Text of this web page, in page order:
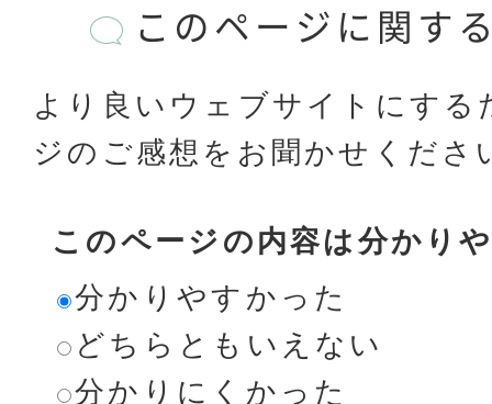
このページに関す
より良いウェブサイトにする
ジのご感想をお聞かせくださ
このページの内容は分かり
分かりやすかった
どちらともいえない
分かりにくかった